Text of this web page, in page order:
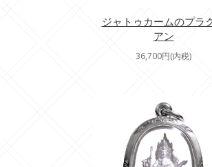
ジャトゥカームのプラ
アン
36,700円(内税)